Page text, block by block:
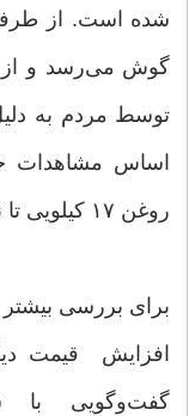
شده است. از
گوش می‌رسد و از
توسط مردم به
اساس مشاهدات
روغن ۱۷ کیلویی تا نزدیک ۲ برابر بالا رفته است.»
برای بررسی
افزایش قیمت
گفت‌وگویی با